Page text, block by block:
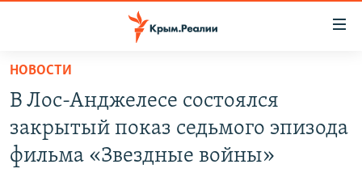
Вернуться
основному
содержанию
Вернутся
СПЕЦПРОЕКТЫ
ВОДА
НОВОСТИ
В Лос-Анджелесе состоялся
закрытый показ седьмого эпизода
фильма «Звездные войны»